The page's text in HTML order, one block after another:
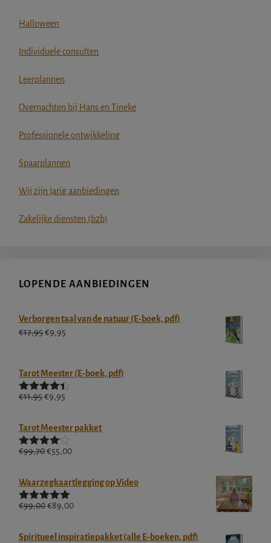
Halloween
Individuele consulten
Leerplannen
Overnachten bij Hans en Tineke
Professionele ontwikkeling
Spaarplannen
Wij zijn jarig aanbiedingen
Zakelijke diensten (b2b)
LOPENDE AANBIEDINGEN
Verborgen taal van de natuur (E-boek, pdf)
€17,95Oorspronkelijke
€17,95.
€9,95
€9,95.
Tarot Meester (E-boek, pdf)
Gewaardee
€11,95Oorspronkelijke
was:
€11,95.
€9,95
€9,95.
Tarot Meester pakket
Gewaarde
€99,70Oorspronkelijke
was:
€99,70.
€55,00Huidige
is:
€55,00.
Waarzegkaartlegging op Video
Gewaardeerd
€99,00Oorspronkelijke
was:
€89,00Huidige
is:
Spiritueel inspiratiepakket (alle E-boeken, pdf)